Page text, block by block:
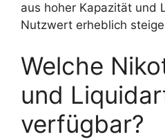
aus hoher Kapazität und
Nutzwert erheblich
Welche
und
verfügbar?